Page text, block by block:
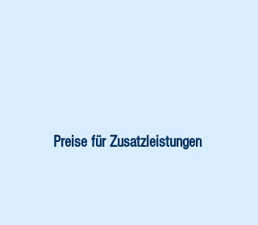
Preise für Zusatzleistungen